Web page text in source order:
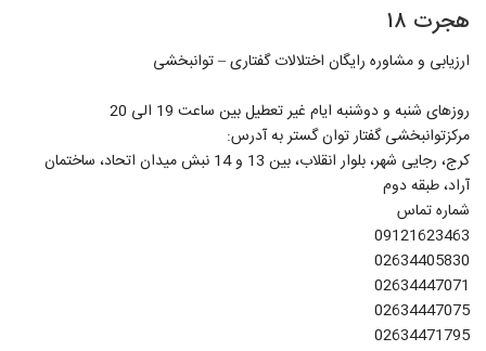
هجرت ۱۸
ارزیابی و مشاوره رایگان اختلالات گفتاری – توانبخشی
روزهای شنبه و دوشنبه ایام غیر تعطیل بین ساعت 19 الی 20
مرکزتوانبخشی گفتار توان گستر به آدرس:
کرج، رجایی شهر، بلوار انقلاب، بین 13 و 14 نبش میدان اتحاد، ساختمان
آراد، طبقه دوم
شماره تماس
09121623463
02634405830
02634447071
02634447075
02634471795